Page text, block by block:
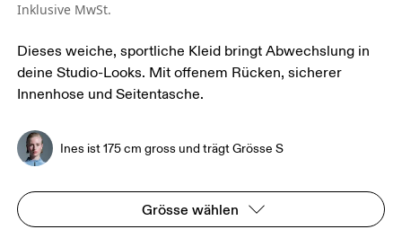
Inklusive MwSt.
Dieses weiche, sportliche Kleid bringt Abwechslung in
deine Studio-Looks. Mit offenem Rücken, sicherer
Innenhose und Seitentasche.
Ines ist 175 cm gross und trägt Grösse S
Grösse wählen